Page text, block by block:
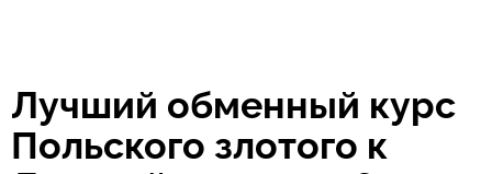
Лучший обменный курс
Польского злотого к